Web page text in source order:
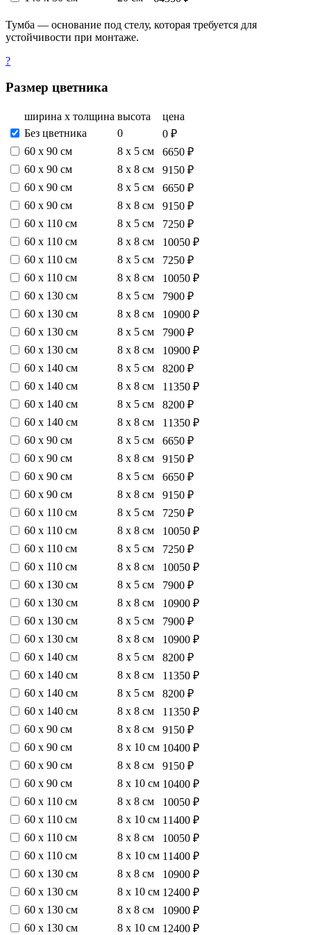
Тумба — основание под стелу, которая требуется для
устойчивости при монтаже.
?
Размер цветника
ширина х толщина высота
цена
Без цветника
0
0 ₽
60 х 90 см
8 х 5 см
6650 ₽
60 х 90 см
8 х 8 см
9150 ₽
60 х 90 см
8 х 5 см
6650 ₽
60 х 90 см
8 х 8 см
9150 ₽
60 х 110 см
8 х 5 см
7250 ₽
60 х 110 см
8 х 8 см
10050 ₽
60 х 110 см
8 х 5 см
7250 ₽
60 х 110 см
8 х 8 см
10050 ₽
60 х 130 см
8 х 5 см
7900 ₽
60 х 130 см
8 х 8 см
10900 ₽
60 х 130 см
8 х 5 см
7900 ₽
60 х 130 см
8 х 8 см
10900 ₽
60 х 140 см
8 х 5 см
8200 ₽
60 х 140 см
8 х 8 см
11350 ₽
60 х 140 см
8 х 5 см
8200 ₽
60 х 140 см
8 х 8 см
11350 ₽
60 х 90 см
8 х 5 см
6650 ₽
60 х 90 см
8 х 8 см
9150 ₽
60 х 90 см
8 х 5 см
6650 ₽
60 х 90 см
8 х 8 см
9150 ₽
60 х 110 см
8 х 5 см
7250 ₽
60 х 110 см
8 х 8 см
10050 ₽
60 х 110 см
8 х 5 см
7250 ₽
60 х 110 см
8 х 8 см
10050 ₽
60 х 130 см
8 х 5 см
7900 ₽
60 х 130 см
8 х 8 см
10900 ₽
60 х 130 см
8 х 5 см
7900 ₽
60 х 130 см
8 х 8 см
10900 ₽
60 х 140 см
8 х 5 см
8200 ₽
60 х 140 см
8 х 8 см
11350 ₽
60 х 140 см
8 х 5 см
8200 ₽
60 х 140 см
8 х 8 см
11350 ₽
60 х 90 см
8 х 8 см
9150 ₽
60 х 90 см
8 х 10 см 10400 ₽
60 х 90 см
8 х 8 см
9150 ₽
60 х 90 см
8 х 10 см 10400 ₽
60 х 110 см
8 х 8 см
10050 ₽
60 х 110 см
8 х 10 см 11400 ₽
60 х 110 см
8 х 8 см
10050 ₽
60 х 110 см
8 х 10 см 11400 ₽
60 х 130 см
8 х 8 см
10900 ₽
60 х 130 см
8 х 10 см 12400 ₽
60 х 130 см
8 х 8 см
10900 ₽
60 х 130 см
8 х 10 см 12400 ₽